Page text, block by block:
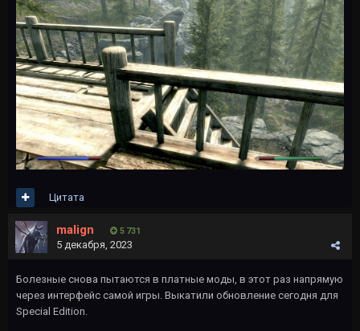
Цитата
malign 5 731
5 декабря, 2023
Болезные снова пытаются в платные моды, в этот раз напрямую
через интерфейс самой игры. Выкатили обновление сегодня для
Special Edition.